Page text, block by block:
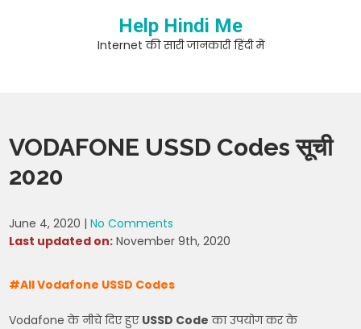
Help Hindi Me
Internet की सारी जानकारी हिंदी में
VODAFONE USSD Codes सूची
2020
June 4, 2020 |No Comments
Last updated on: November 9th, 2020
#All Vodafone USSD Codes
Vodafone के नीचे दिए हुए USSD Code का उपयोग कर के